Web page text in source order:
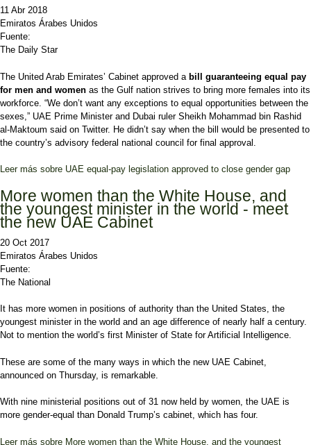
11 Abr 2018
Emiratos Árabes Unidos
Fuente:
The Daily Star
The United Arab Emirates’ Cabinet approved a bill guaranteeing equal pay
for men and women as the Gulf nation strives to bring more females into its
workforce. “We don’t want any exceptions to equal opportunities between the
sexes,” UAE Prime Minister and Dubai ruler Sheikh Mohammad bin Rashid
al-Maktoum said on Twitter. He didn’t say when the bill would be presented to
the country’s advisory federal national council for final approval.
Leer más sobre UAE equal-pay legislation approved to close gender gap
More women than the White House, and
the youngest minister in the world - meet
the new UAE Cabinet
20 Oct 2017
Emiratos Árabes Unidos
Fuente:
The National
It has more women in positions of authority than the United States, the
youngest minister in the world and an age difference of nearly half a century.
Not to mention the world’s first Minister of State for Artificial Intelligence.
These are some of the many ways in which the new UAE Cabinet,
announced on Thursday, is remarkable.
With nine ministerial positions out of 31 now held by women, the UAE is
more gender-equal than Donald Trump’s cabinet, which has four.
Leer más sobre More women than the White House, and the youngest